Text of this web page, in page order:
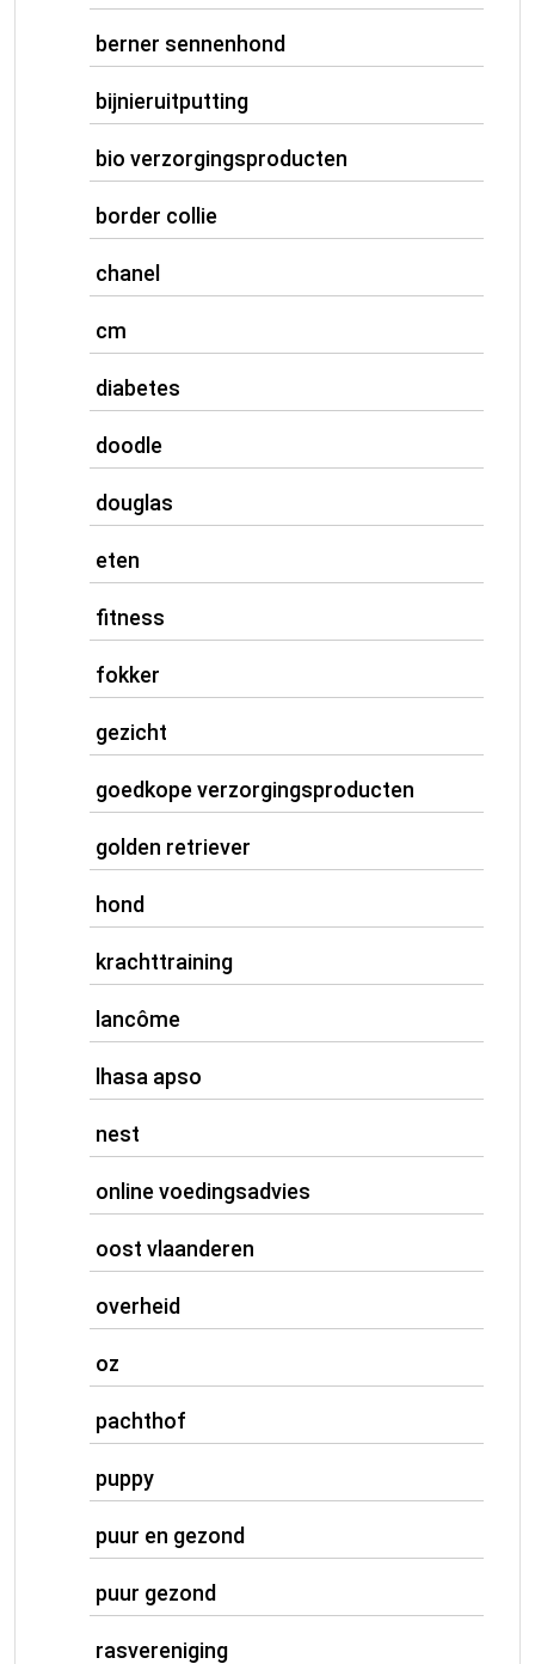
berner sennenhond
bijnieruitputting
bio verzorgingsproducten
border collie
chanel
cm
diabetes
doodle
douglas
eten
fitness
fokker
gezicht
goedkope verzorgingsproducten
golden retriever
hond
krachttraining
lancôme
lhasa apso
nest
online voedingsadvies
oost vlaanderen
overheid
oz
pachthof
puppy
puur en gezond
puur gezond
rasvereniging